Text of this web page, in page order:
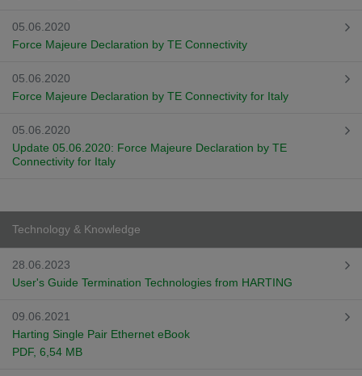
05.06.2020
Force Majeure Declaration by TE Connectivity
05.06.2020
Force Majeure Declaration by TE Connectivity for Italy
05.06.2020
Update 05.06.2020: Force Majeure Declaration by TE
Connectivity for Italy
Technology & Knowledge
28.06.2023
User's Guide Termination Technologies from HARTING
09.06.2021
Harting Single Pair Ethernet eBook
PDF, 6,54 MB